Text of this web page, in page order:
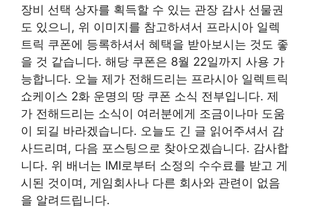
장비 선택 상자를 획득할 수 있는 관장 감사 선물권
도 있으니, 위 이미지를 참고하셔서 프라시아 일렉
트릭 쿠폰에 등록하셔서 혜택을 받아보시는 것도 좋
을 것 같습니다. 해당 쿠폰은 8월 22일까지 사용 가
능합니다. 오늘 제가 전해드리는 프라시아 일렉트릭
쇼케이스 2화 운명의 땅 쿠폰 소식 전부입니다. 제
가 전해드리는 소식이 여러분에게 조금이나마 도움
이 되길 바라겠습니다. 오늘도 긴 글 읽어주셔서 감
사드리며, 다음 포스팅으로 찾아오겠습니다. 감사합
니다. 위 배너는 IMI로부터 소정의 수수료를 받고 게
시된 것이며, 게임회사나 다른 회사와 관련이 없음
을 알려드립니다.